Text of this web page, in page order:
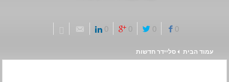
0
0
0
0
עמוד הבית סליידר חדשות